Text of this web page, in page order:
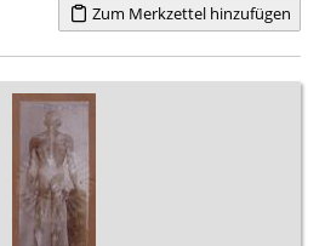
Zum Merkzettel hinzufügen